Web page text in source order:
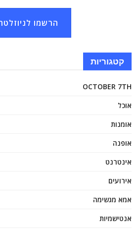
הרשמו
קטגוריות
OCTOBER 7TH
אוכל
אומנות
אופנה
אינטרנט
אירועים
אמא מגשימה
אנטישמיות